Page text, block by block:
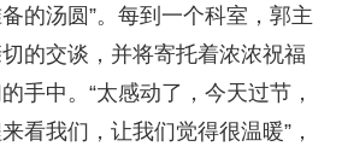
的汤圆”。每到一个科室，郭主
的交谈，并将寄托着浓浓祝福
手中。“太感动了，今天过节，
看我们，让我们觉得很温暖”，